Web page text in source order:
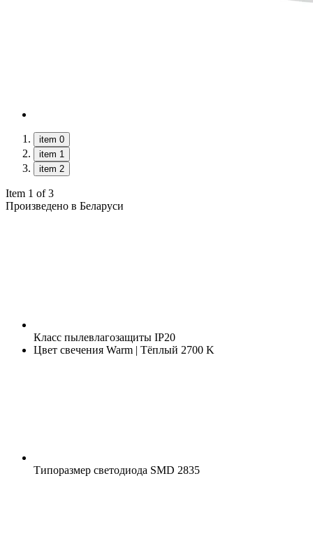
item 0
item 1
item 2
Item 1 of 3
Произведено в Беларуси
Класс пылевлагозащиты IP20
Цвет свечения Warm | Тёплый 2700 K
Типоразмер светодиода SMD 2835